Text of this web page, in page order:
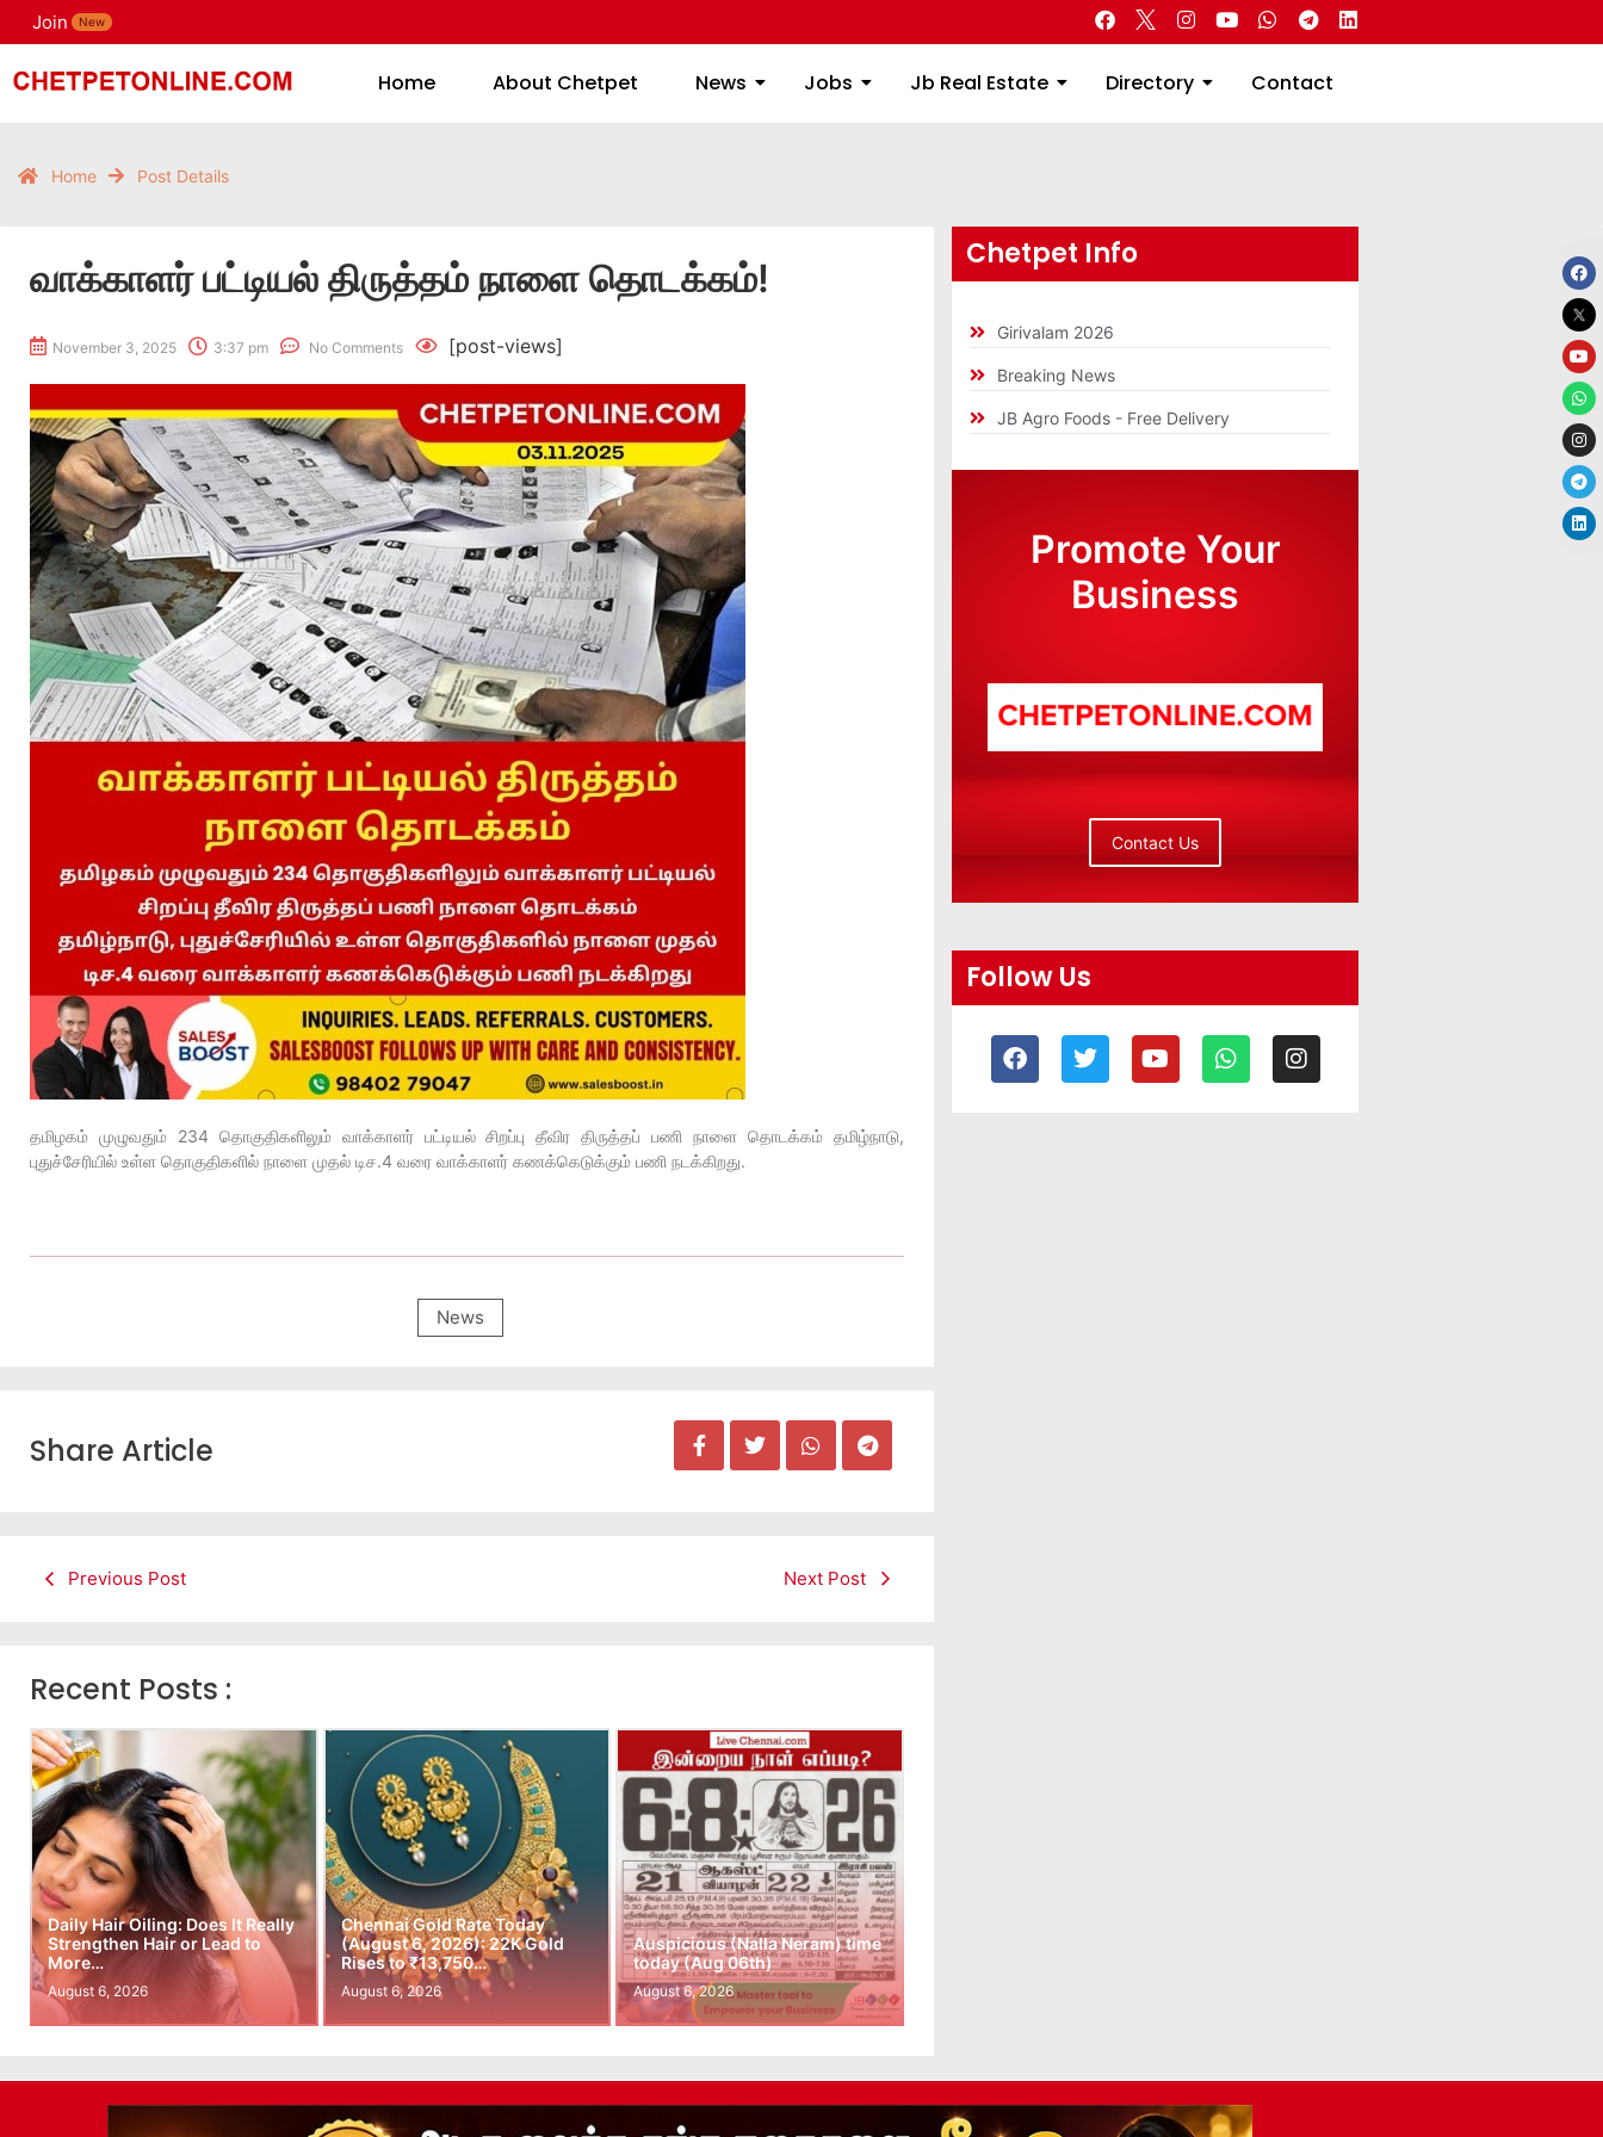
Join New
Home About Chetpet News Jobs Jb Real Estate Directory Contact
Jb Real Estate
Directory
Contact
Home Post Details
வாக்காளர் பட்டியல் திருத்தம் நாளை தொடக்கம்!
November 3, 2025 3:37 pm No Comments [post-views]
தமிழகம் முழுவதும் 234 தொகுதிகளிலும் வாக்காளர் பட்டியல் சிறப்பு தீவிர திருத்தப் பணி நாளை தொடக்கம் தமிழ்நாடு,
புதுச்சேரியில் உள்ள தொகுதிகளில் நாளை முதல் டிச.4 வரை வாக்காளர் கணக்கெடுக்கும் பணி நடக்கிறது.
News
Share Article
Previous Post Next Post
Recent Posts :
Daily Hair Oiling: Does It Really
Strengthen Hair or Lead to
More…
August 6, 2026
Chennai Gold Rate Today
(August 6, 2026): 22K Gold
Rises to ₹13,750…
August 6, 2026
Auspicious (Nalla Neram) time
today (Aug 06th)
August 6, 2026
Chetpet Info
Girivalam 2026
Breaking News
JB Agro Foods - Free Delivery
Promote Your
Business
Contact Us
Follow Us